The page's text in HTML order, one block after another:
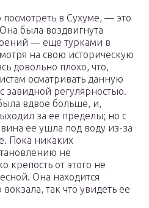
в Сухуме, — это
была воздвигнута
— еще турками в
на свою историческую
довольно плохо, что,
осматривать данную
завидной регулярностью.
вдвое больше, и,
за ее пределы; но с
ее ушла под воду из-за
Пока никаких
не
крепость от этого не
Она находится
так что увидеть ее